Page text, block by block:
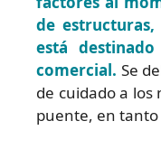
de
está
comercial. Se
de cuidado a
puente, en